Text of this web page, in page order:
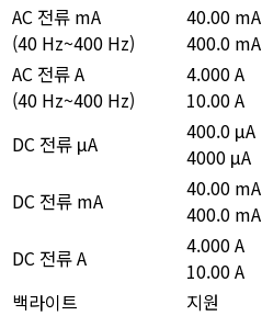
AC 전류 mA
(40 Hz~400 Hz)
40.00 mA
400.0 mA
AC 전류 A
(40 Hz~400 Hz)
4.000 A
10.00 A
DC 전류 μA
400.0 μA
4000 μA
DC 전류 mA
40.00 mA
400.0 mA
DC 전류 A
4.000 A
10.00 A
백라이트
지원